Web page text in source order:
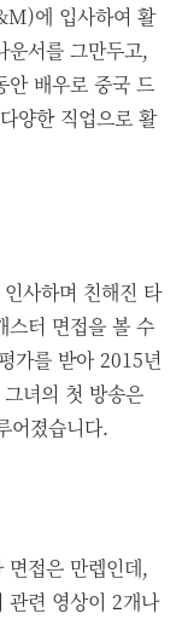
에 입사하여 활
서를 그만두고,
안 배우로 중국 드
양한 직업으로 활
사하며 친해진 타
스터 면접을 볼 수
가를 받아 2015년
녀의 첫 방송은
어졌습니다.
면접은 만렙인데,
관련 영상이 2개나